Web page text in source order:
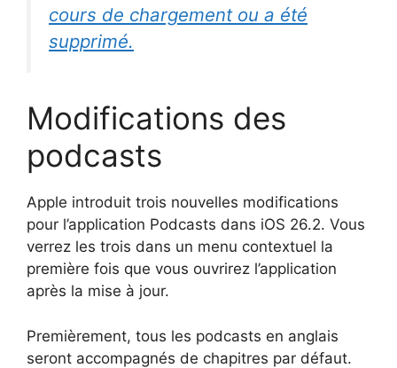
cours de chargement ou a été
supprimé.
Modifications des
podcasts
Apple introduit trois nouvelles modifications
pour l’application Podcasts dans iOS 26.2. Vous
verrez les trois dans un menu contextuel la
première fois que vous ouvrirez l’application
après la mise à jour.
Premièrement, tous les podcasts en anglais
seront accompagnés de chapitres par défaut.